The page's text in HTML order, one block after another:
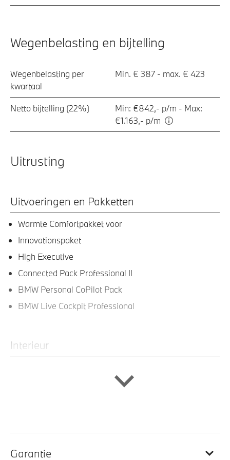
Wegenbelasting en bijtelling
Wegenbelasting per
kwartaal
Min. € 387 - max. € 423
Netto bijtelling (22%)
Min: €842,- p/m - Max:
€1.163,- p/m
Uitrusting
Uitvoeringen en Pakketten
Warmte Comfortpakket voor
Innovationspaket
High Executive
Connected Pack Professional II
BMW Personal CoPilot Pack
BMW Live Cockpit Professional
Interieur
Garantie